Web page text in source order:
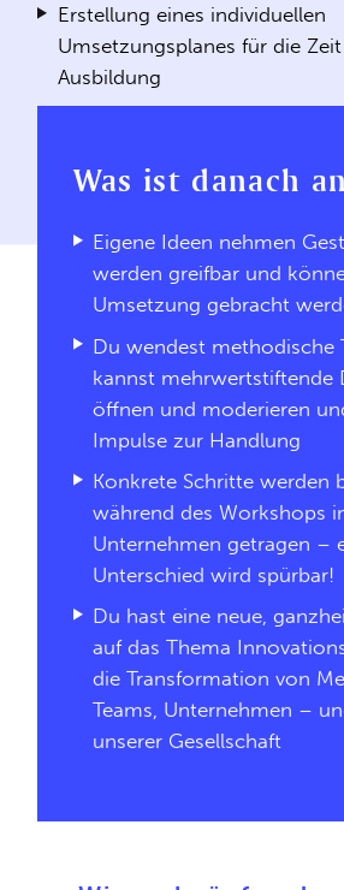
Erstellung eines individuellen
Umsetzungsplanes für die
Ausbildung
Was ist danach
Eigene Ideen nehmen
werden greifbar und
Umsetzung gebracht
Du wendest methodische
kannst mehrwertstiftende
öffnen und moderieren
Impulse zur Handlung
Konkrete Schritte werden
während des Workshops
Unternehmen getragen –
Unterschied wird spürbar!
Du hast eine neue,
auf das Thema
die Transformation von
Teams, Unternehmen –
unserer Gesellschaft